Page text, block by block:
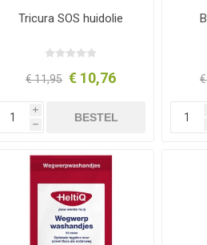
Tricura SOS huidolie
€ 11,95 € 10,76
i
h
BESTEL